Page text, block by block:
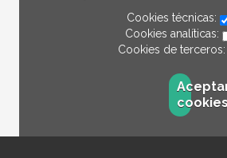
Cookies técnicas:
Cookies analíticas:
Cookies de terceros:
cookies